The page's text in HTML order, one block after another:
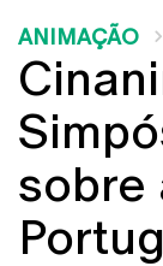
ANIMAÇÃO
sobre